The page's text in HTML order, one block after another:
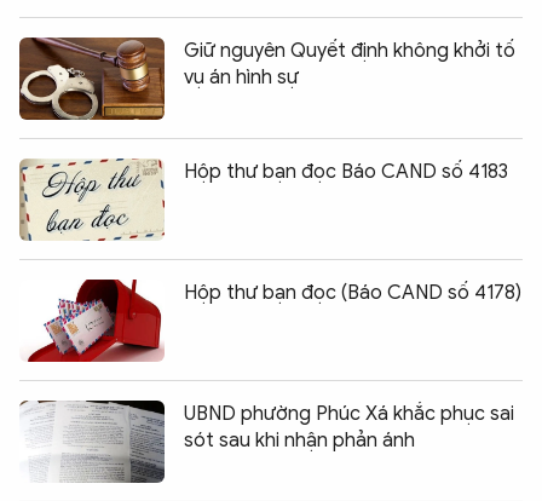
Giữ nguyên Quyết định không khởi tố
vụ án hình sự
Hộp thư bạn đọc Báo CAND số 4183
Hộp thư bạn đọc (Báo CAND số 4178)
UBND phường Phúc Xá khắc phục sai
sót sau khi nhận phản ánh